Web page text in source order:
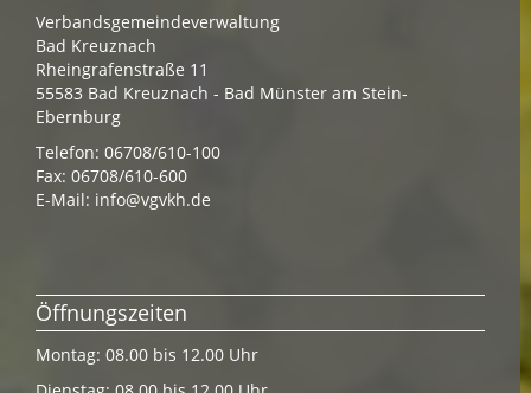
Verbandsgemeindeverwaltung
Bad Kreuznach
Rheingrafenstraße 11
55583 Bad Kreuznach - Bad Münster am Stein-
Ebernburg
Telefon: 06708/610-100
Fax: 06708/610-600
E-Mail: info@vgvkh.de
Öffnungszeiten
Montag: 08.00 bis 12.00 Uhr